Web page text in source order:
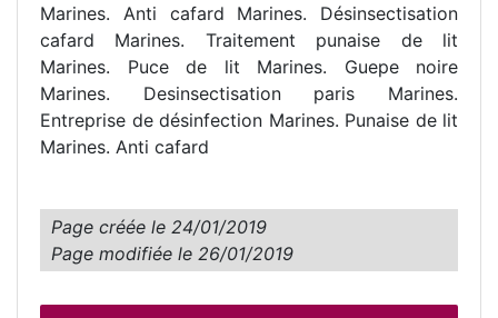
Marines. Anti cafard Marines. Désinsectisation
cafard Marines. Traitement punaise de lit
Marines. Puce de lit Marines. Guepe noire
Marines. Desinsectisation paris Marines.
Entreprise de désinfection Marines. Punaise de lit
Marines. Anti cafard
Page créée le 24/01/2019
Page modifiée le 26/01/2019